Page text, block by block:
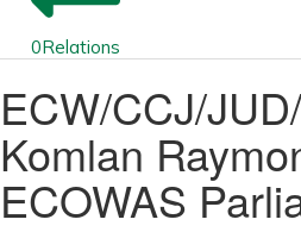
0Relations
ECW/CCJ/
Komlan
ECOWAS